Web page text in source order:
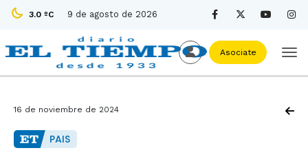
3.0 ºC 9 de agosto de 2026
Asociate
16 de noviembre de 2024
PAIS